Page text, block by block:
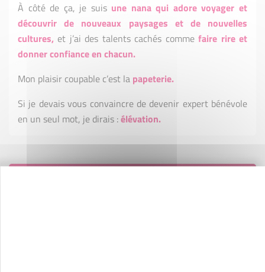
À côté de ça, je suis une nana qui adore voyager et
découvrir de nouveaux paysages et de nouvelles
cultures, et j’ai des talents cachés commefaire rire et
donner confiance en chacun.
Mon plaisir coupable c’est la papeterie.
Si je devais vous convaincre de devenir expert bénévole
en un seul mot, je dirais :élévation.